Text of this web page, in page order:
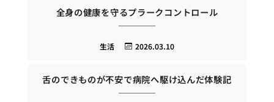
全身の健康を守るプラークコントロール
2026.03.10
生活
舌のできものが不安で病院へ駆け込んだ体験記